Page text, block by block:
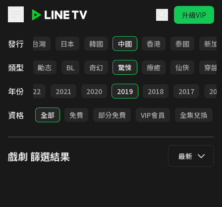
升級VIP
發行
全部 台灣 日本 韓國 中國 香港 泰國 新加
類型
喜劇 勵志 BL 奇幻 驚悚 療癒 仙俠 穿越
年份 2022 2021 2020 2019 2018 2017
資格 全部 免費 部分免費 VIP會員 全集兌換
戲劇 篩選結果 最新